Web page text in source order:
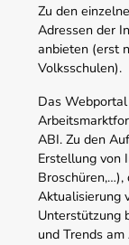
Zu den
Adressen der
anbieten (erst
Volksschulen).
Das
ABI. Zu den
Erstellung von
Aktualisierung
Unterstützung
und Trends